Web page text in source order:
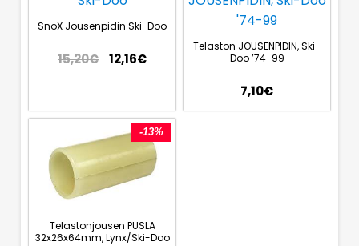
SnoX Jousenpidin Ski-Doo
15,20€ 12,16€
Telaston JOUSENPIDIN, Ski-
Doo ’74-99
7,10€
-13%
Telastonjousen PUSLA
32x26x64mm, Lynx/Ski-Doo